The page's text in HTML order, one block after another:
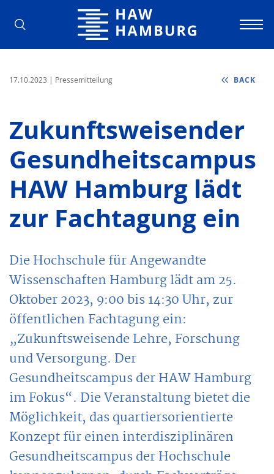
Hamburg University of Applied
17.10.2023 | Pressemitteilung BACK
Zukunftsweisender
Gesundheitscampus:
HAW Hamburg lädt
zur Fachtagung ein
Die Hochschule für Angewandte
Wissenschaften Hamburg lädt am 25.
Oktober 2023, 9:00 bis 14:30 Uhr, zur
öffentlichen Fachtagung ein:
„Zukunftsweisende Lehre, Forschung
und Versorgung. Der
Gesundheitscampus der HAW Hamburg
im Fokus“. Die Veranstaltung bietet die
Möglichkeit, das quartiersorientierte
Konzept für einen interdisziplinären
Gesundheitscampus der Hochschule